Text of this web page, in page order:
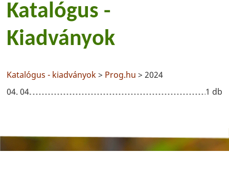
Katalógus -
Kiadványok
Katalógus - kiadványok> Prog.hu > 2024
04. 04.
1 db